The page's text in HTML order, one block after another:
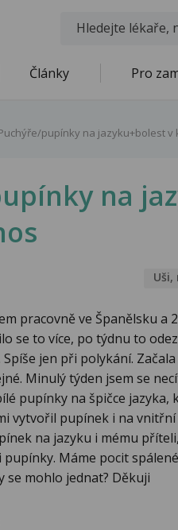
Články Pro
pupínky na jazyku+bolest v
na
Uši,
pracovně ve Španělsku a
se to více, po týdnu to
jen při polykání.
Minulý týden jsem se
pupínky na špičce jazyka,
vytvořil pupínek i na
na jazyku i mému
pupínky. Máme pocit
se mohlo jednat? Děkuji